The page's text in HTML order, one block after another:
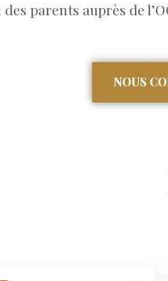
parents auprès de
NOUS